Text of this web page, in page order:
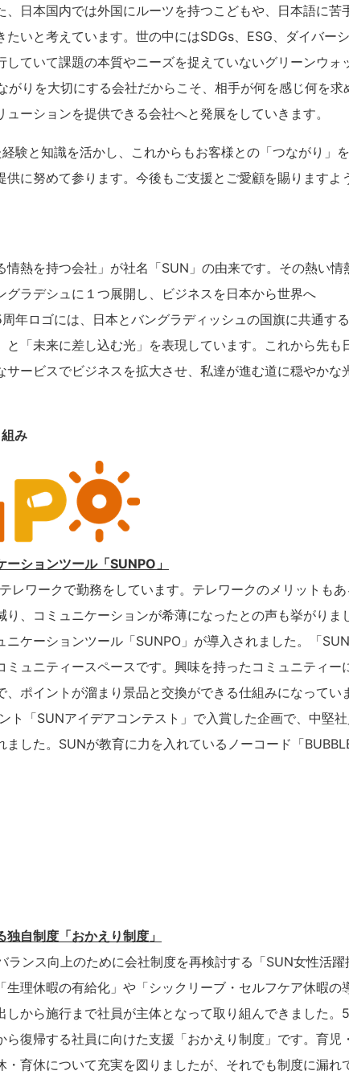
、日本国内では外国にルーツを持つこどもや、日本語に苦
たいと考えています。世の中にはSDGs、ESG、ダイバー
していて課題の本質やニーズを捉えていないグリーンウォ
がりを大切にする会社だからこそ、相手が何を感じ何を
ューションを提供できる会社へと発展をしていきます。
験と知識を活かし、これからもお客様との「つながり」
供に努めて参ります。今後もご支援とご愛顧を賜りますよ
情熱を持つ会社」が社名「SUN」の由来です。その熱い
グラデシュに１つ展開し、ビジネスを日本から世界へ
年ロゴには、日本とバングラディッシュの国旗に共通す
と「未来に差し込む光」を表現しています。これから先も
サービスでビジネスを拡大させ、私達が進む道に穏やかな
み
ションツール「SUNPO」
レワークで勤務をしています。テレワークのメリットも
り、コミュニケーションが希薄になったとの声も挙がりま
ニケーションツール「SUNPO」が導入されました。「
ミュニティースペースです。興味を持ったコミュニティー
、ポイントが溜まり景品と交換ができる仕組みになってい
ト「SUNアイデアコンテスト」で入賞した企画で、中堅
ました。SUNが教育に力を入れているノーコード「
自制度「おかえり制度」
ランス向上のために会社制度を再検討する「SUN女性活
生理休暇の有給化」や「シックリーブ・セルフケア休暇の
しから施行まで社員が主体となって取り組んできました。
ら復帰する社員に向けた支援「おかえり制度」です。育
・育休について充実を図りましたが、それでも制度に漏れ